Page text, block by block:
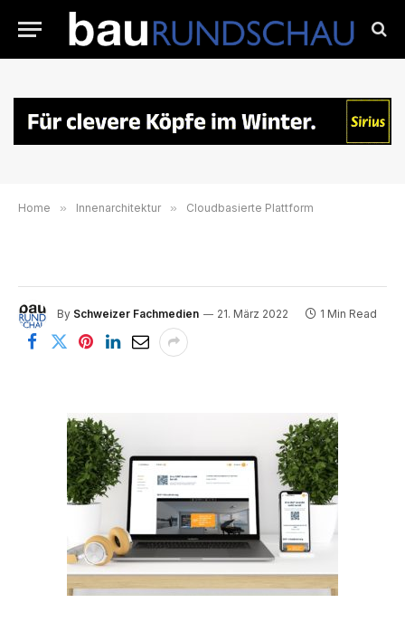
Home » Innenarchitektur » Cloudbasierte Plattform
By Schweizer Fachmedien 21. März 2022 1 Min Read